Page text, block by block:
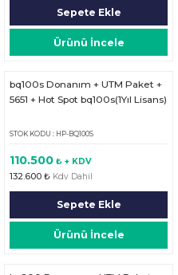
Sepete Ekle
Ürünü İncele
bq100s Donanım + UTM Paket +
5651 + Hot Spot bq100s(1Yıl Lisans)
STOK KODU : HP-BQ100S
110.500 ₺ + KDV
132.600 ₺ Kdv Dahil
Sepete Ekle
Ürünü İncele